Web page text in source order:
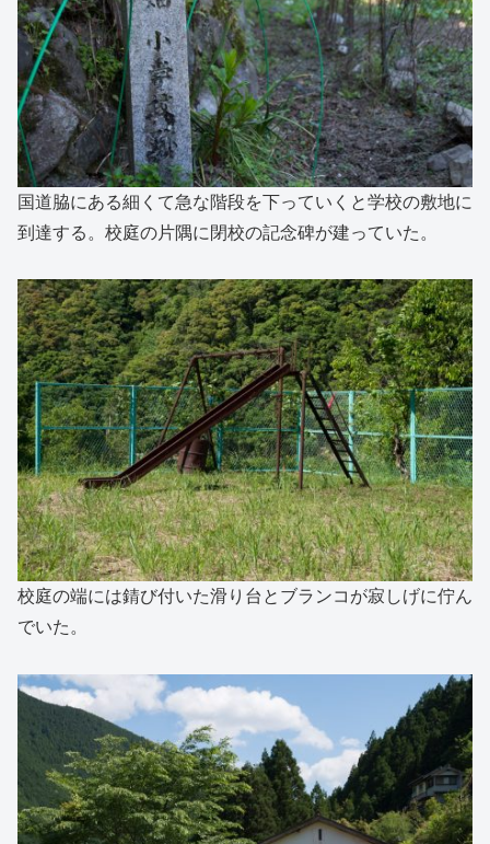
国道脇にある細くて急な階段を下っていくと学校の敷地に
到達する。校庭の片隅に閉校の記念碑が建っていた。
校庭の端には錆び付いた滑り台とブランコが寂しげに佇ん
でいた。